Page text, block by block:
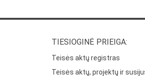
TIESIOGINĖ PRIEIGA:
Teisės aktų registras
Teisės aktų, projektų ir